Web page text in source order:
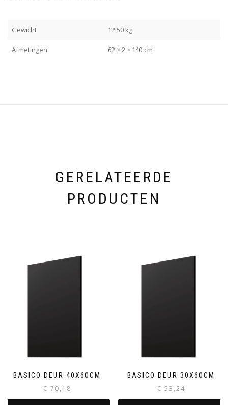
Gewicht 12,50 kg
Afmetingen 62 × 2 × 140 cm
GERELATEERDE
PRODUCTEN
BASICO DEUR 40X60CM
€ 70,18
BASICO DEUR 30X60CM
€ 53,24